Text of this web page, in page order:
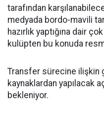
tarafından
medyada bordo-mavili
hazırlık yaptığına dair
kulüpten bu konuda
Transfer sürecine ilişkin
kaynaklardan yapılacak
bekleniyor.